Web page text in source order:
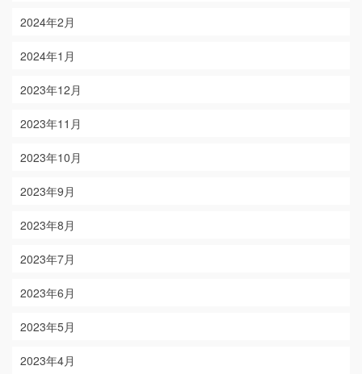
2024年2月
2024年1月
2023年12月
2023年11月
2023年10月
2023年9月
2023年8月
2023年7月
2023年6月
2023年5月
2023年4月